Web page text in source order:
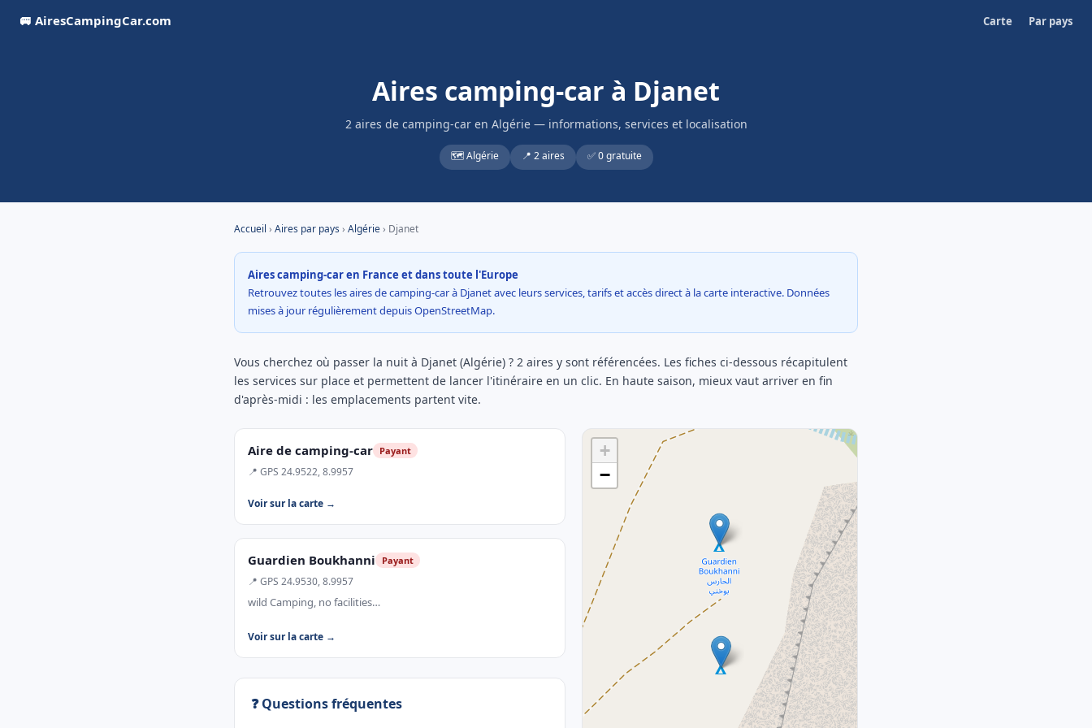
🚐 AiresCampingCar.com Carte Par pays
Aires camping-car à Djanet
2 aires de camping-car en Algérie — informations, services et localisation
🗺️ Algérie 📍 2 aires ✅ 0 gratuite
Accueil › Aires par pays› Algérie› Djanet
Aires camping-car en France et dans toute l'Europe
Retrouvez toutes les aires de camping-car à Djanet avec leurs services, tarifs et accès direct à la carte interactive. Données
mises à jour régulièrement depuis OpenStreetMap.
Vous cherchez où passer la nuit à Djanet (Algérie) ? 2 aires y sont référencées. Les fiches ci-dessous récapitulent
les services sur place et permettent de lancer l'itinéraire en un clic. En haute saison, mieux vaut arriver en fin
d'après-midi : les emplacements partent vite.
Aire de camping-car Payant
📍 GPS 24.9522, 8.9957
Voir sur la carte →
Guardien Boukhanni Payant
📍 GPS 24.9530, 8.9957
wild Camping, no facilities…
Voir sur la carte →
❓ Questions fréquentes
+
−